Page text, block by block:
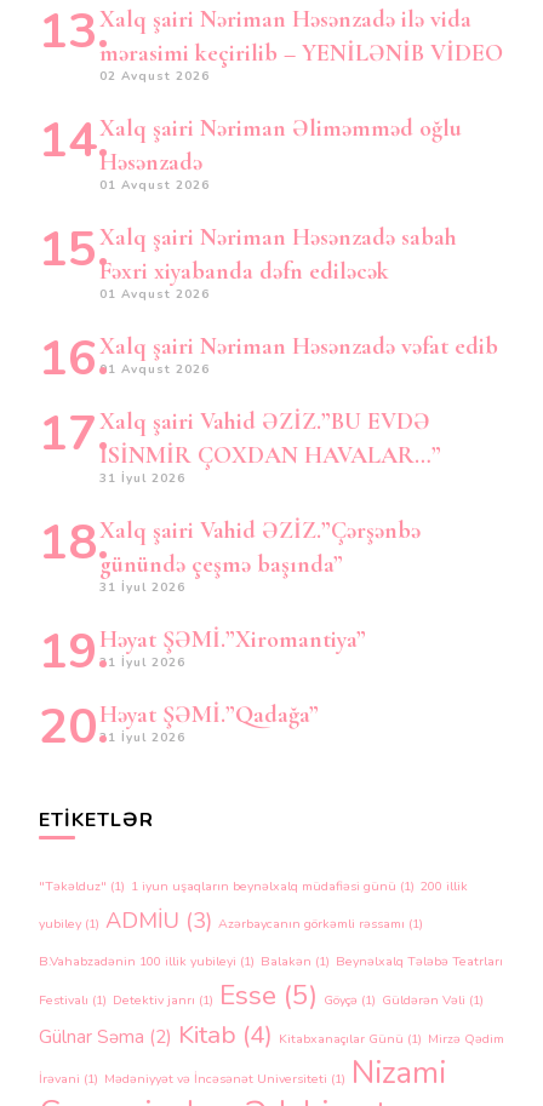
Xalq şairi Nəriman Həsənzadə ilə vida
mərasimi keçirilib – YENİLƏNİB VİDEO
02 Avqust 2026
Xalq şairi Nəriman Əliməmməd oğlu
Həsənzadə
01 Avqust 2026
Xalq şairi Nəriman Həsənzadə sabah
Fəxri xiyabanda dəfn ediləcək
01 Avqust 2026
Xalq şairi Nəriman Həsənzadə vəfat edib
01 Avqust 2026
Xalq şairi Vahid ƏZİZ.”BU EVDƏ
İSİNMİR ÇOXDAN HAVALAR…”
31 İyul 2026
Xalq şairi Vahid ƏZİZ.”Çərşənbə
günündə çeşmə başında”
31 İyul 2026
Həyat ŞƏMİ.”Xiromantiya”
31 İyul 2026
Həyat ŞƏMİ.”Qadağa”
31 İyul 2026
ETIKETLƏR
"Təkəlduz" (1) 1 iyun uşaqların beynəlxalq müdafiəsi günü (1) 200 illik
yubiley (1) ADMİU (3) Azərbaycanın görkəmli rəssamı (1)
B.Vahabzadənin 100 illik yubileyi (1) Balakən (1) Beynəlxalq Tələbə Teatrları
Festivalı (1) Detektiv janrı (1) Esse (5) Göyçə (1) Güldərən Vəli (1)
Gülnar Səma (2) Kitab (4) Kitabxanaçılar Günü (1) Mirzə Qədim
İrəvani (1) Mədəniyyət və İncəsənət Universiteti (1) Nizami